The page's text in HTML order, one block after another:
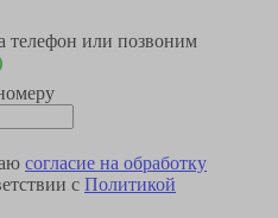
телефон или позвоним
согласие на обработку
с Политикой